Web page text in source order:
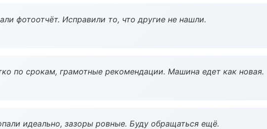
фотоотчёт. Исправили то, что другие не нашли.
по срокам, грамотные рекомендации. Машина едет как новая.
идеально, зазоры ровные. Буду обращаться ещё.